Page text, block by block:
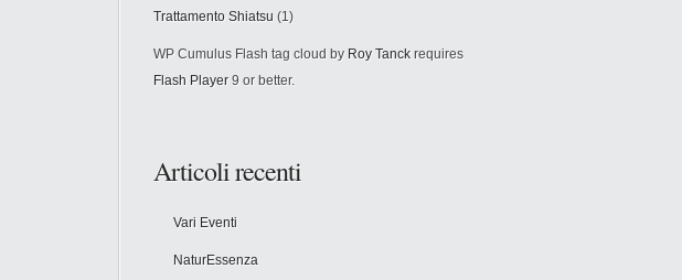
Trattamento Shiatsu (1)
WP Cumulus Flash tag cloud by Roy Tanck requires
Flash Player 9 or better.
Articoli recenti
Vari Eventi
NaturEssenza